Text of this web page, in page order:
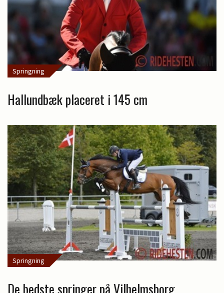
Springning
Hallundbæk placeret i 145 cm
Springning
De bedste springer på Vilhelmsborg